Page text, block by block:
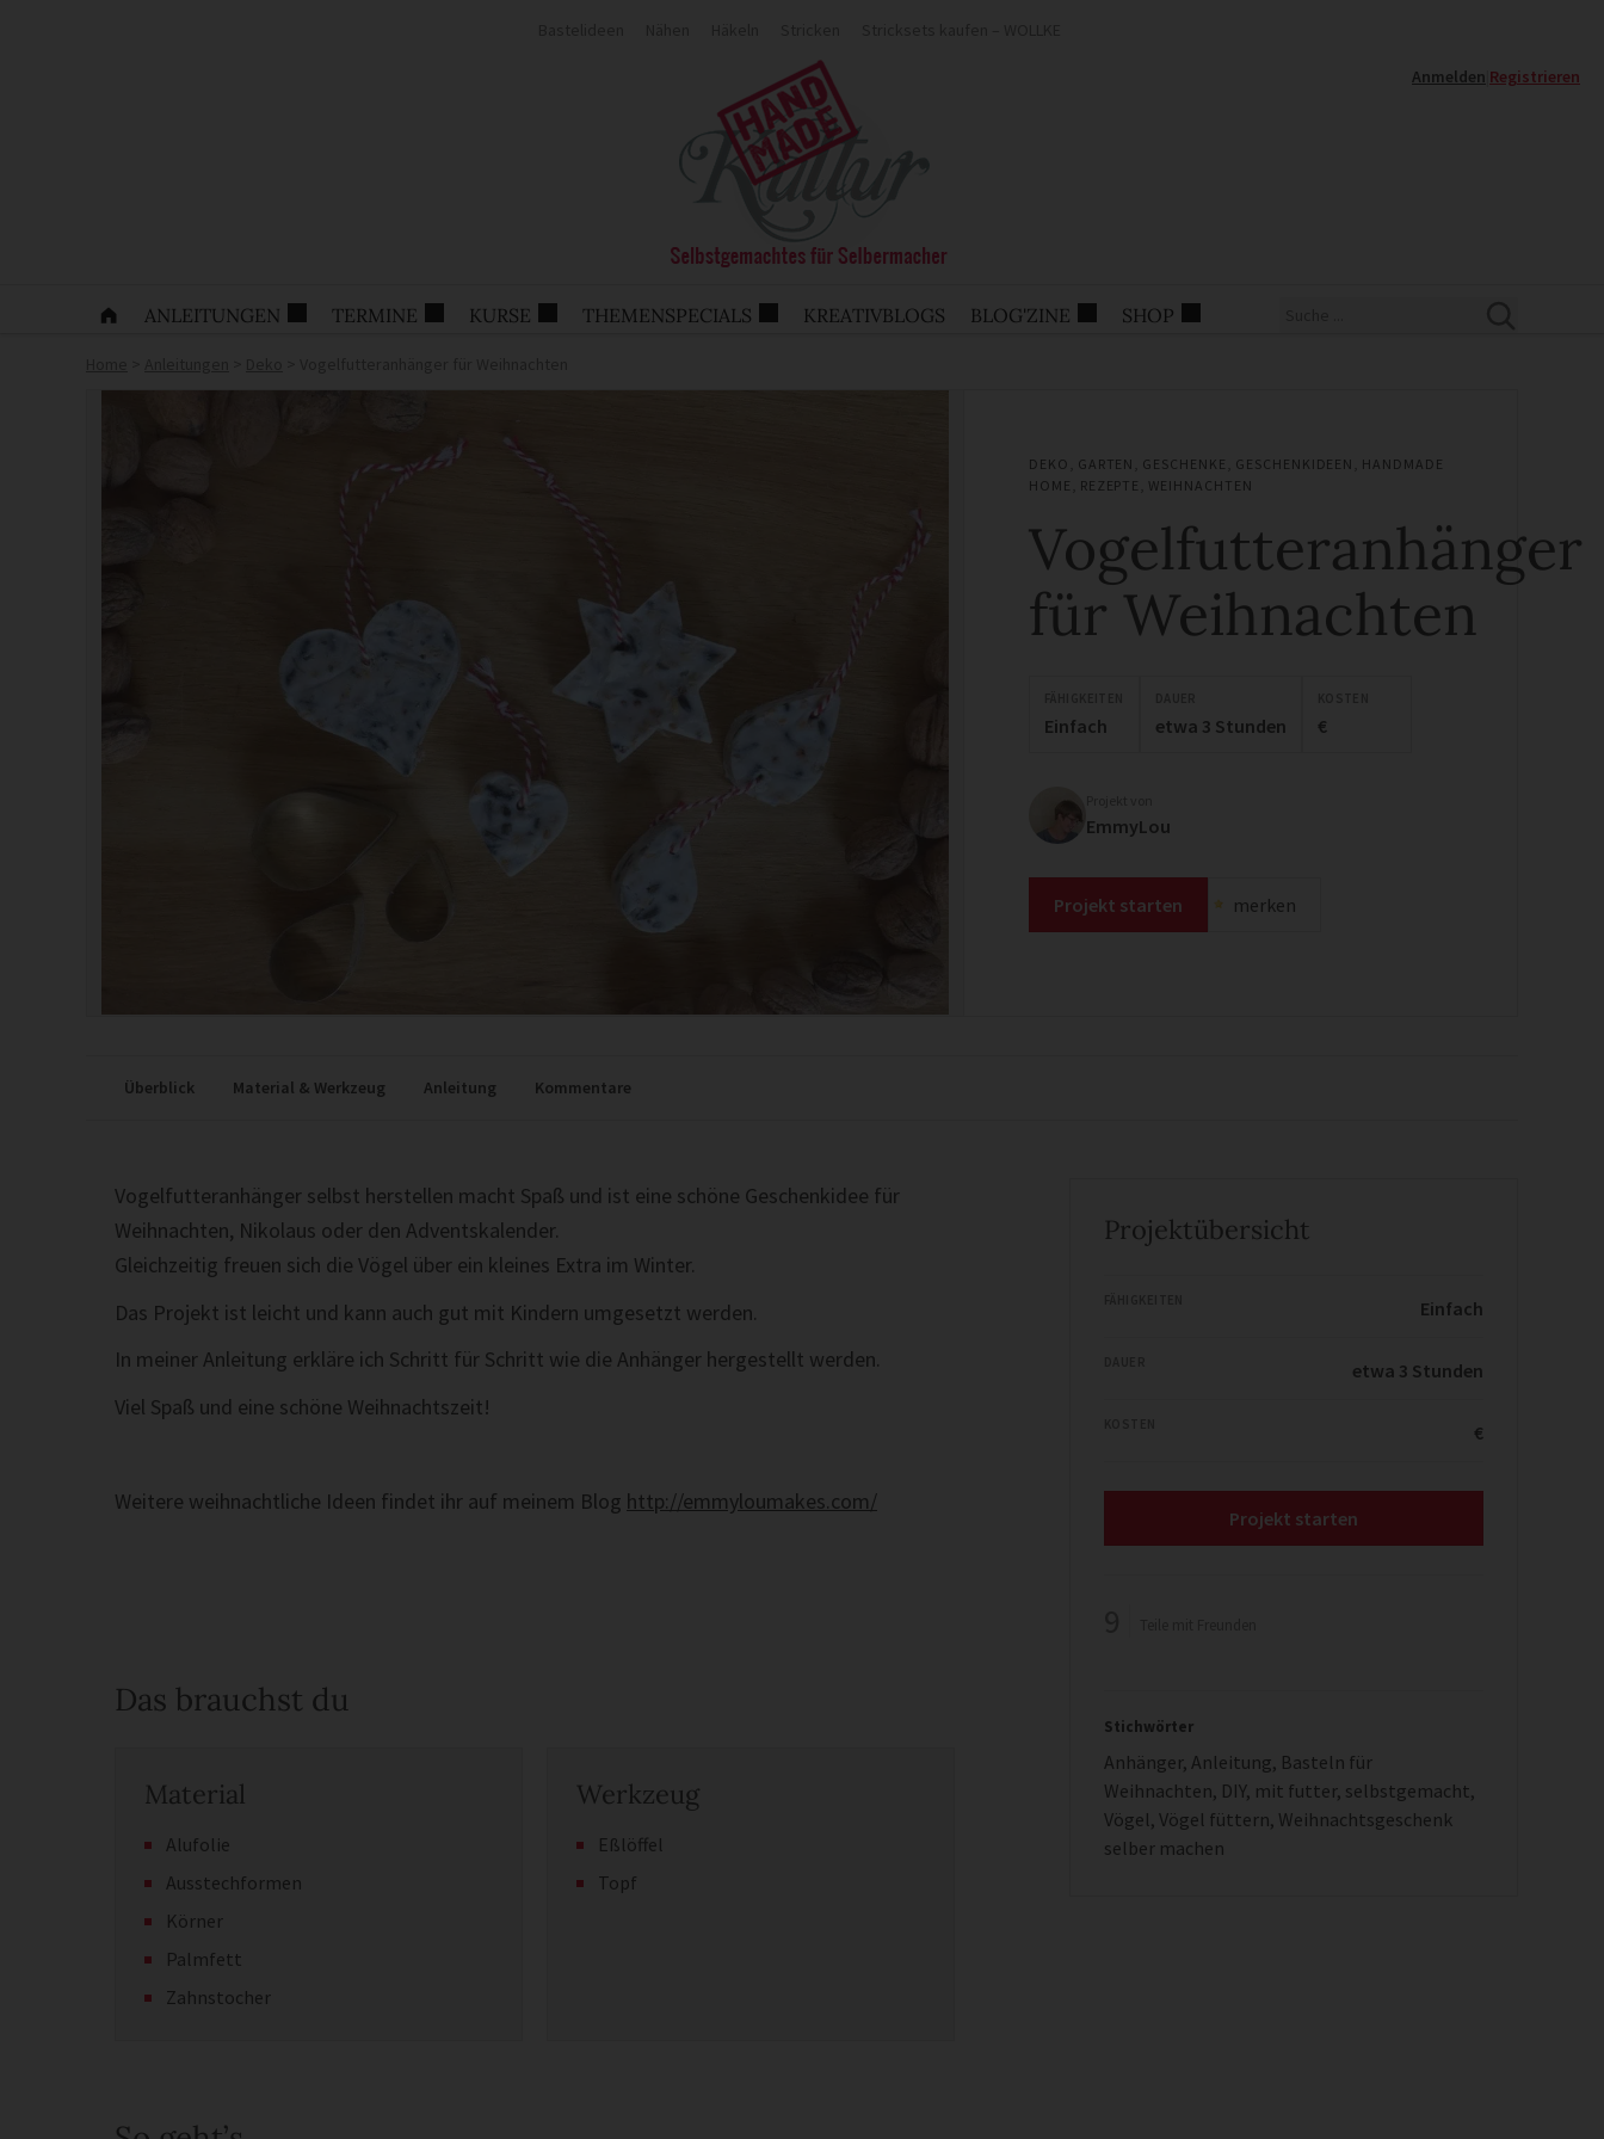
Anmelden Registrieren
ANLEITUNGEN TERMINE KURSE THEMENSPECIALS KREATIVBLOGS BLOG'ZINE SHOP
DEKO GARTEN GESCHENKE GESCHENKIDEEN
HANDMADE
HOME
REZEPTE WEIHNACHTEN
Vogelfutteranhänger
für Weihnachten
Einfach etwa 3 Stunden €
EmmyLou
Projekt starten merken
Überblick Material & Werkzeug Anleitung Kommentare
Vogelfutteranhänger selbst herstellen macht Spaß und ist eine schöne Geschenkidee für
Weihnachten, Nikolaus oder den Adventskalender.
Gleichzeitig freuen sich die Vögel über ein kleines Extra im Winter.
Das Projekt ist leicht und kann auch gut mit Kindern umgesetzt werden.
In meiner Anleitung erkläre ich Schritt für Schritt wie die Anhänger hergestellt werden.
Viel Spaß und eine schöne Weihnachtszeit!
Weitere weihnachtliche Ideen findet ihr auf meinem Blog http://emmyloumakes.com/
Das brauchst du
Material
Alufolie
Ausstechformen
Körner
Palmfett
Zahnstocher
Werkzeug
Eßlöffel
Topf
Projektübersicht
Einfach
etwa 3 Stunden
€
Projekt starten
Stichwörter
Anhänger, Anleitung, Basteln für
Weihnachten, DIY, mit futter, selbstgemacht,
Vögel, Vögel füttern, Weihnachtsgeschenk
selber machen